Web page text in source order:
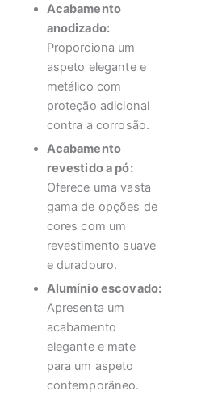
Acabamento
anodizado:
Proporciona um
aspeto elegante e
metálico com
proteção adicional
contra a corrosão.
Acabamento
revestido a pó:
Oferece uma vasta
gama de opções de
cores com um
revestimento suave
e duradouro.
Alumínio escovado:
Apresenta um
acabamento
elegante e mate
para um aspeto
contemporâneo.